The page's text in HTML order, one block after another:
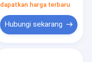
dapatkan harga terbaru
Hubungi sekarang